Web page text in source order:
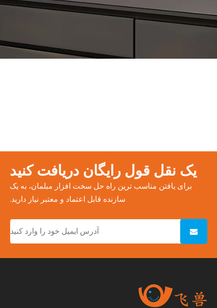
یک نقل قول رایگان دریافت کنید
برای یافتن مناسب ترین راه حل سخت افزار مبلمان، به یک
سازنده قابل اعتماد و معتبر نیاز دارید.